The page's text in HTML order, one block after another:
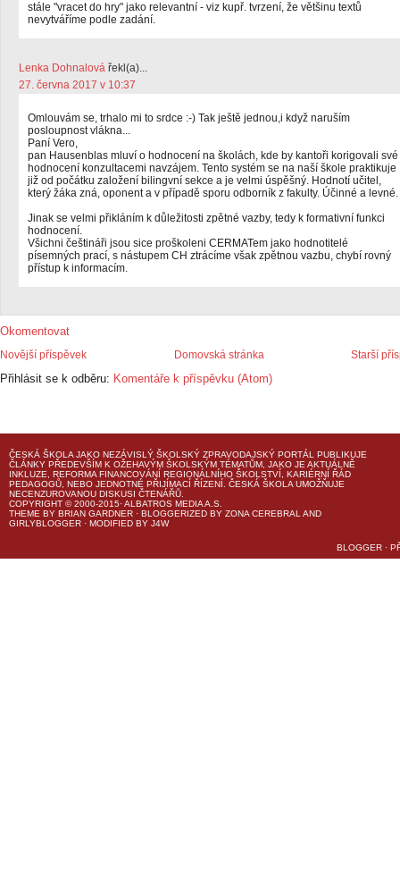
stále "vracet do hry" jako relevantní - viz kupř. tvrzení, že většinu textů
nevytváříme podle zadání.
Lenka Dohnalová řekl(a)...
27. června 2017 v 10:37
Omlouvám se, trhalo mi to srdce :-) Tak ještě jednou,i když naruším
posloupnost vlákna...
Paní Vero,
pan Hausenblas mluví o hodnocení na školách, kde by kantoři korigovali své
hodnocení konzultacemi navzájem. Tento systém se na naší škole praktikuje
již od počátku založení bilingvní sekce a je velmi úspěšný. Hodnotí učitel,
který žáka zná, oponent a v případě sporu odborník z fakulty. Účinné a levné.
Jinak se velmi přikláním k důležitosti zpětné vazby, tedy k formativní funkci
hodnocení.
Všichni češtináři jsou sice proškoleni CERMATem jako hodnotitelé
písemných prací, s nástupem CH ztrácíme však zpětnou vazbu, chybí rovný
přístup k informacím.
Okomentovat
Novější příspěvek Starší
Domovská stránka
Přihlásit se k odběru: Komentáře k příspěvku (Atom)
ČESKÁ ŠKOLA JAKO NEZÁVISLÝ ŠKOLSKÝ ZPRAVODAJSKÝ PORTÁL PUBLIKUJE
ČLÁNKY PŘEDEVŠÍM K OŽEHAVÝM ŠKOLSKÝM TÉMATŮM, JAKO JE AKTUÁLNĚ
INKLUZE, REFORMA FINANCOVÁNÍ REGIONÁLNÍHO ŠKOLSTVÍ, KARIÉRNÍ ŘÁD
PEDAGOGŮ, NEBO JEDNOTNÉ PŘIJÍMACÍ ŘÍZENÍ. ČESKÁ ŠKOLA UMOŽŇUJE
NECENZUROVANOU DISKUSI ČTENÁŘŮ.
COPYRIGHT © 2000-2015· ALBATROS MEDIA A.S.
THEME BY BRIAN GARDNER · BLOGGERIZED BY ZONA CEREBRAL AND
GIRLYBLOGGER · MODIFIED BY J4W
BLOGGER ·